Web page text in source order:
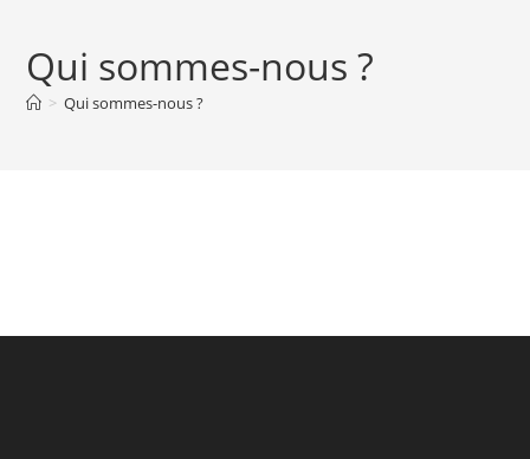
Qui sommes-nous ?
> Qui sommes-nous ?